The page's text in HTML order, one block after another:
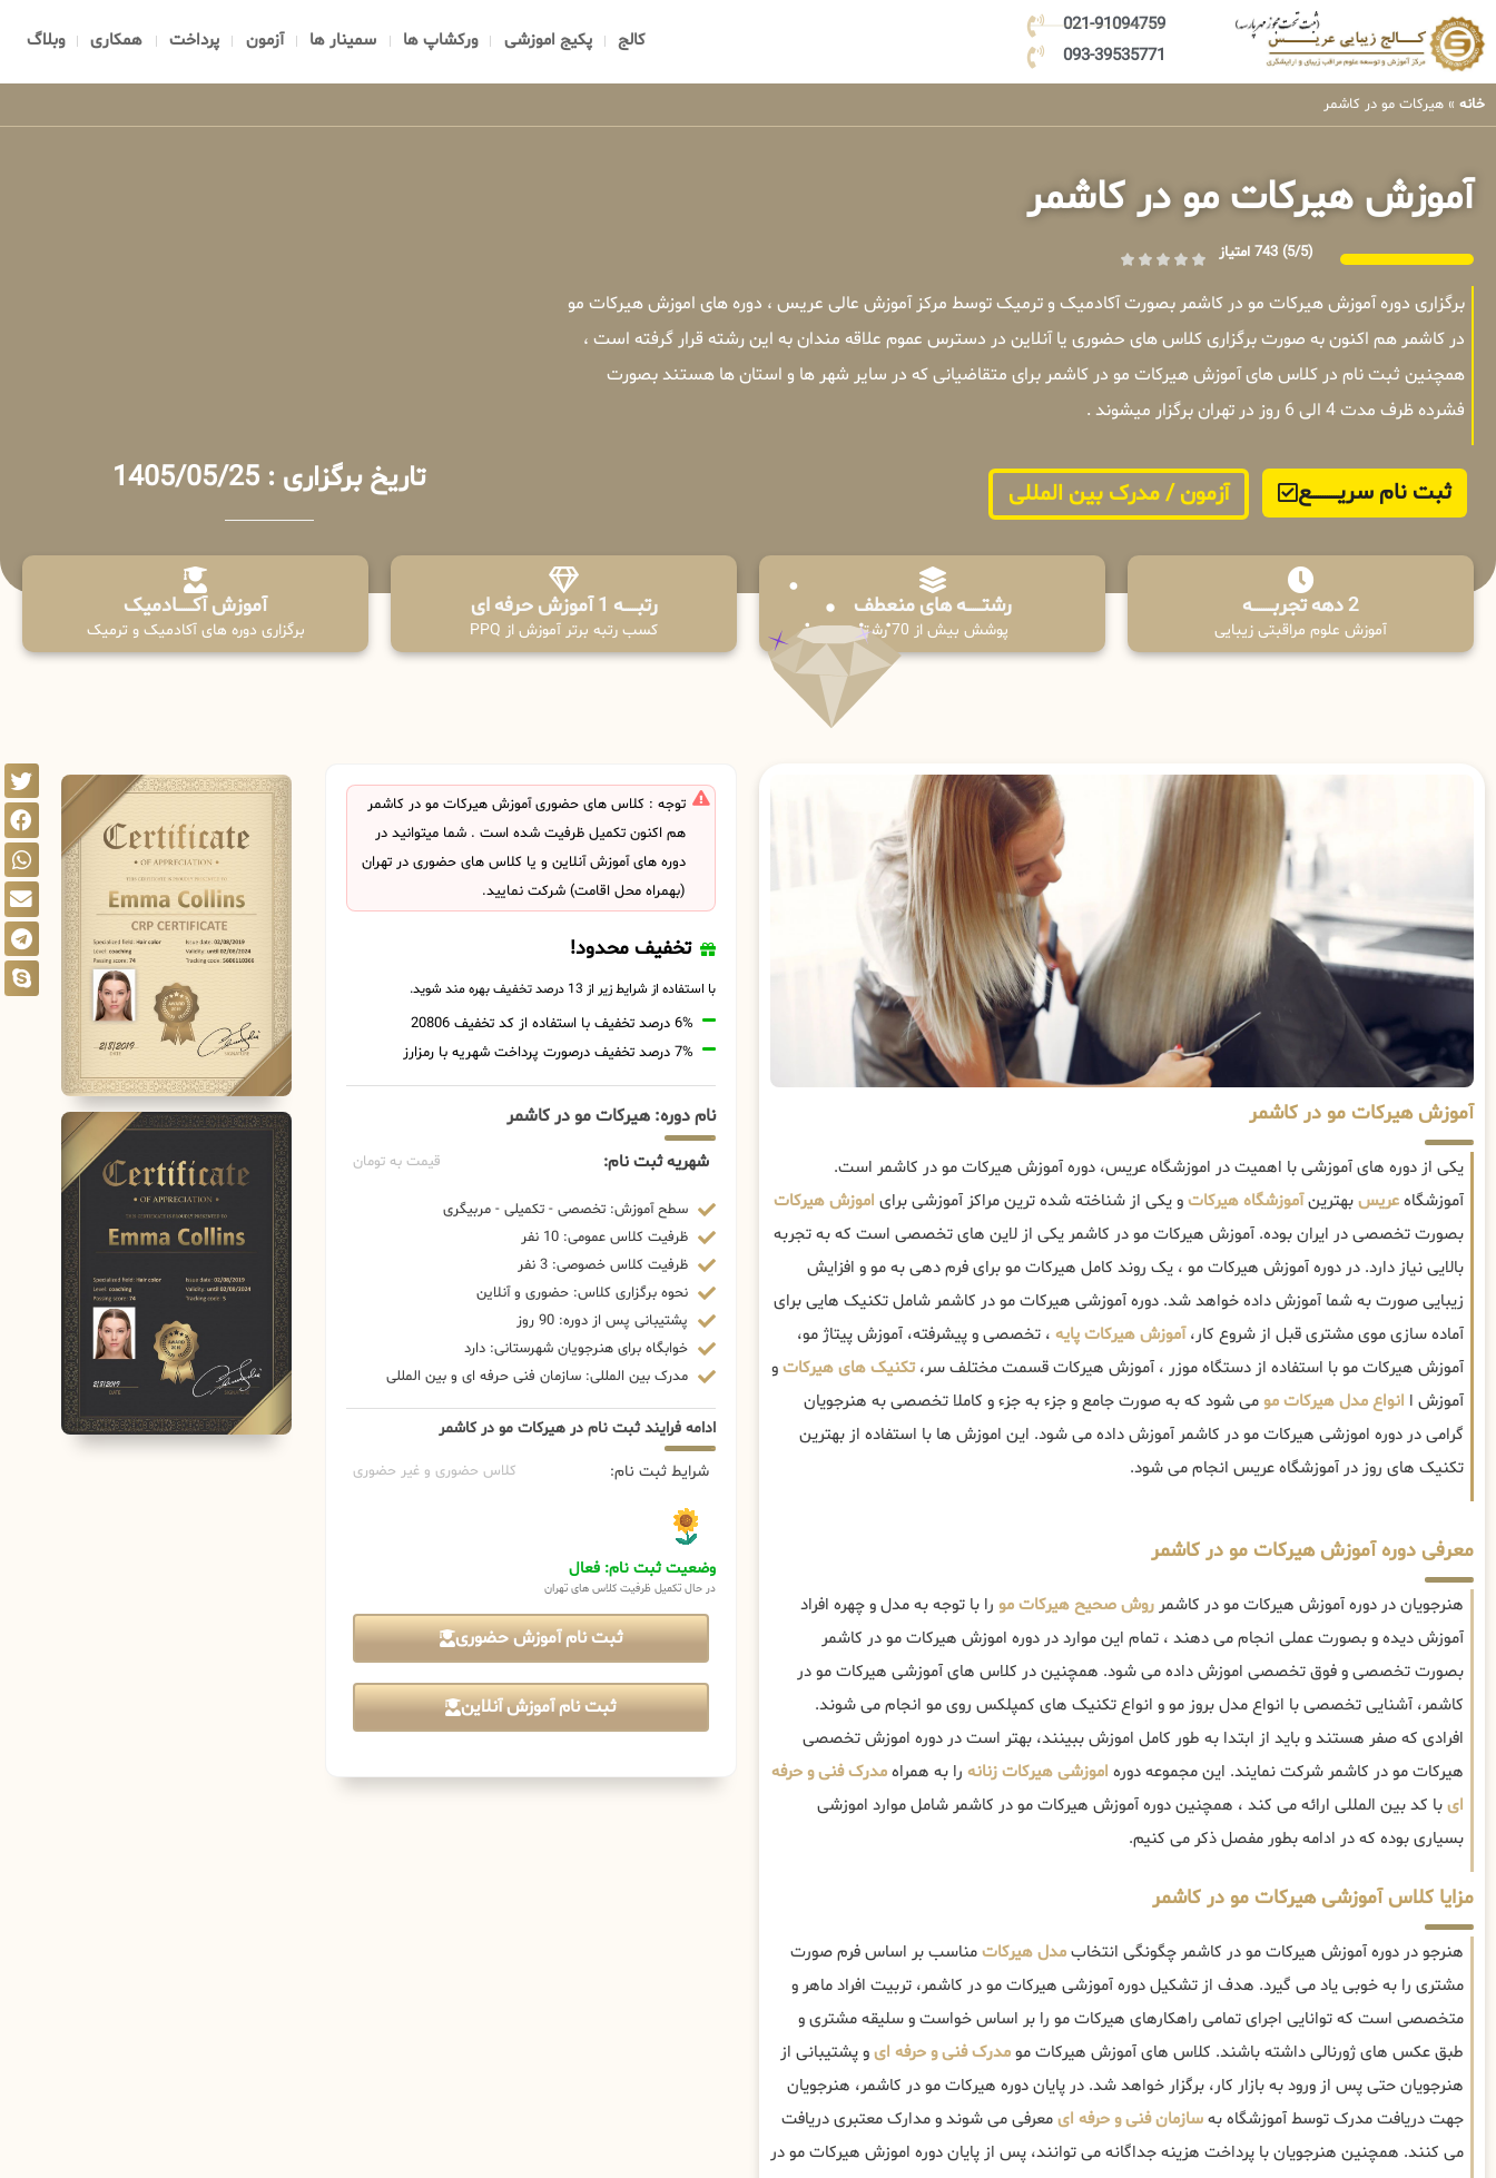
021-91094759
093-39535771
کالج پکیج اموزشی ورکشاپ ها سمینار ها آزمون پرداخت همکاری وبلاگ
خانه » هیرکات مو در کاشمر
آموزش هیرکات مو در کاشمر
(5/5) 743 امتیاز
برگزاری دوره آموزش هیرکات مو در کاشمر بصورت آکادمیک و ترمیک توسط مرکز آموزش عالی عریس ، دوره های اموزش هیرکات مو
در کاشمر هم اکنون به صورت برگزاری کلاس های حضوری یا آنلاین در دسترس عموم علاقه مندان به این رشته قرار گرفته است ،
همچنین ثبت نام در کلاس های آموزش هیرکات مو در کاشمر برای متقاضیانی که در سایر شهر ها و استان ها هستند بصورت
فشرده ظرف مدت 4 الی 6 روز در تهران برگزار میشوند .
ثبت نام سریــــــــــــع آزمون / مدرک بین المللی تاریخ برگزاری : 1405/05/25
2 دهه تجربـــــــــه
آموزش علوم مراقبتی زیبایی
رشتـــــــه های منعطف
پوشش بیش از 70 رشته
رتبــــــه 1 آموزش حرفه ای
کسب رتبه برتر آموزش از PPQ
آموزش آکـــــــادمیک
برگزاری دوره های آکادمیک و ترمیک
آموزش هیرکات مو در کاشمر
یکی از دوره های آموزشی با اهمیت در اموزشگاه عریس، دوره آموزش هیرکات مو در کاشمر است.
آموزشگاهعریسبهترینآموزشگاه هیرکاتو یکی از شناخته شده ترین مراکز آموزشی برای اموزش هیرکات
بصورت تخصصی در ایران بوده. آموزش هیرکات مو در کاشمر یکی از لاین های تخصصی است که به تجربه
بالایی نیاز دارد. در دوره آموزش هیرکات مو ، یک روند کامل هیرکات مو برای فرم دهی به مو و افزایش
زیبایی صورت به شما آموزش داده خواهد شد. دوره آموزشی هیرکات مو در کاشمر شامل تکنیک هایی برای
آماده سازی موی مشتری قبل از شروع کار،آموزش هیرکات پایه ، تخصصی و پیشرفته، آموزش پیتاژ مو،
آموزش هیرکات مو با استفاده از دستگاه موزر ، آموزش هیرکات قسمت مختلف سر،تکنیک های هیرکاتو
آموزش ا انواع مدل هیرکات مومی شود که به صورت جامع و جزء به جزء و کاملا تخصصی به هنرجویان
گرامی در دوره اموزشی هیرکات مو در کاشمر آموزش داده می شود. این اموزش ها با استفاده از بهترین
تکنیک های روز در آموزشگاه عریس انجام می شود.
معرفی دوره آموزش هیرکات مو در کاشمر
هنرجویان در دوره آموزش هیرکات مو در کاشمر روش صحیح هیرکات مو را با توجه به مدل و چهره افراد
آموزش دیده و بصورت عملی انجام می دهند ، تمام این موارد در دوره اموزش هیرکات مو در کاشمر
بصورت تخصصی و فوق تخصصی اموزش داده می شود. همچنین در کلاس های آموزشی هیرکات مو در
کاشمر، آشنایی تخصصی با انواع مدل بروز مو و انواع تکنیک های کمپلکس روی مو انجام می شوند.
افرادی که صفر هستند و باید از ابتدا به طور کامل اموزش ببینند، بهتر است در دوره اموزش تخصصی
هیرکات مو در کاشمر شرکت نمایند. این مجموعه دوره اموزشی هیرکات زنانه را به همراهمدرک فنی و حرفه
ایبا کد بین المللی ارائه می کند ، همچنین دوره آموزش هیرکات مو در کاشمر شامل موارد اموزشی
بسیاری بوده که در ادامه بطور مفصل ذکر می کنیم.
مزایا کلاس آموزشی هیرکات مو در کاشمر
هنرجو در دوره آموزش هیرکات مو در کاشمر چگونگی انتخابمدل هیرکاتمناسب بر اساس فرم صورت
مشتری را به خوبی یاد می گیرد. هدف از تشکیل دوره آموزشی هیرکات مو در کاشمر، تربیت افراد ماهر و
متخصصی است که توانایی اجرای تمامی راهکارهای هیرکات مو را بر اساس خواست و سلیقه مشتری و
طبق عکس های ژورنالی داشته باشند. کلاس های آموزش هیرکات مومدرک فنی و حرفه ایو پشتیبانی از
هنرجویان حتی پس از ورود به بازار کار، برگزار خواهد شد. در پایان دوره هیرکات مو در کاشمر، هنرجویان
جهت دریافت مدرک توسط آموزشگاه بهسازمان فنی و حرفه ایمعرفی می شوند و مدارک معتبری دریافت
می کنند. همچنین هنرجویان با پرداخت هزینه جداگانه می توانند، پس از پایان دوره اموزش هیرکات مو در
توجه : کلاس های حضوری آموزش هیرکات مو در کاشمر
هم اکنون تکمیل ظرفیت شده است . شما میتوانید در
دوره های آموزش آنلاین و یا کلاس های حضوری در تهران
(بهمراه محل اقامت) شرکت نمایید.
تخفیف محدود!
با استفاده از شرایط زیر از 13 درصد تخفیف بهره مند شوید.
6% درصد تخفیف با استفاده از کد تخفیف 20806
7% درصد تخفیف درصورت پرداخت شهریه با رمزارز
نام دوره: هیرکات مو در کاشمر
شهریه ثبت نام: قیمت به تومان
سطح آموزش: تخصصی - تکمیلی - مربیگری
ظرفیت کلاس عمومی: 10 نفر
ظرفیت کلاس خصوصی: 3 نفر
نحوه برگزاری کلاس: حضوری و آنلاین
پشتیبانی پس از دوره: 90 روز
خوابگاه برای هنرجویان شهرستانی: دارد
مدرک بین المللی: سازمان فنی حرفه ای و بین المللی
ادامه فرایند ثبت نام در هیرکات مو در کاشمر
شرایط ثبت نام: کلاس حضوری و غیر حضوری
وضعیت ثبت نام: فعال
در حال تکمیل ظرفیت کلاس های تهران
ثبت نام آموزش حضوری
ثبت نام آموزش آنلاین